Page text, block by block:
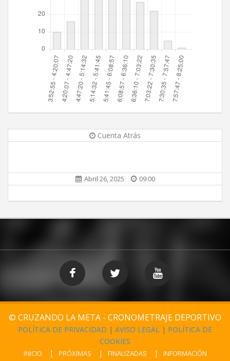
Cuenta Atrás
Abril 26, 2025 09:00
© CRUZANDO LA META - CRONOMETRAJE DEPORTIVO
POLÍTICA DE PRIVACIDAD | AVISO LEGAL | POLÍTICA DE
COOKIES
INICIO PRÓXIMAS FINALIZADAS INFORMACIÓN